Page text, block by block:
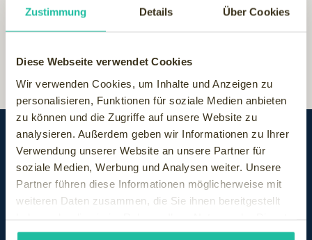
Zustimmung Details Über Cookies
Diese Webseite verwendet Cookies
Wir verwenden Cookies, um Inhalte und Anzeigen zu
personalisieren, Funktionen für soziale Medien anbieten
zu können und die Zugriffe auf unsere Website zu
analysieren. Außerdem geben wir Informationen zu Ihrer
Verwendung unserer Website an unsere Partner für
soziale Medien, Werbung und Analysen weiter. Unsere
Partner führen diese Informationen möglicherweise mit
weiteren Daten zusammen, die Sie ihnen bereitgestellt
gesammelt haben.